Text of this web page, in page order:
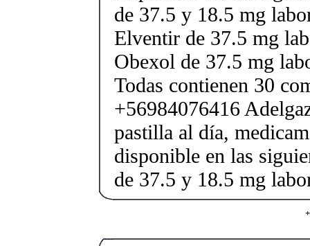
de 37.5 y 18.5 mg
Elventir de 37.5 mg
Obexol de 37.5 mg
Todas contienen 30
+56984076416
pastilla al día,
disponible en las
de 37.5 y 18.5 mg